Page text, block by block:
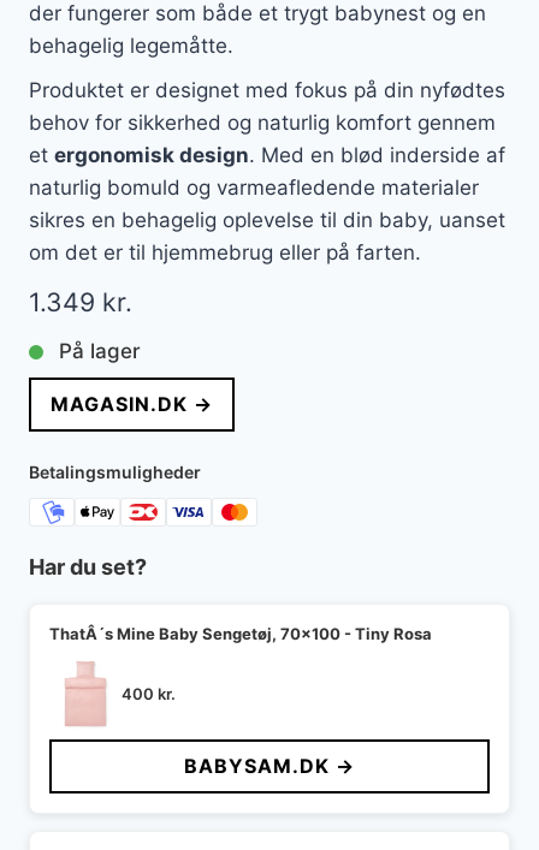
der fungerer som både et trygt babynest og en
behagelig legemåtte.
Produktet er designet med fokus på din nyfødtes
behov for sikkerhed og naturlig komfort gennem
et ergonomisk design. Med en blød inderside af
naturlig bomuld og varmeafledende materialer
sikres en behagelig oplevelse til din baby, uanset
om det er til hjemmebrug eller på farten.
1.349 kr.
På lager
MAGASIN.DK →
Betalingsmuligheder
Har du set?
ThatÂ´s Mine Baby Sengetøj, 70x100 - Tiny Rosa
400 kr.
BABYSAM.DK →